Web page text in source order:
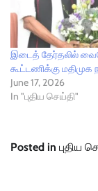
இடைத் தேர்தலில்
கூட்டணிக்கு மதிமுக
June 17, 2026
In "புதிய செய்தி"
Posted in புதிய